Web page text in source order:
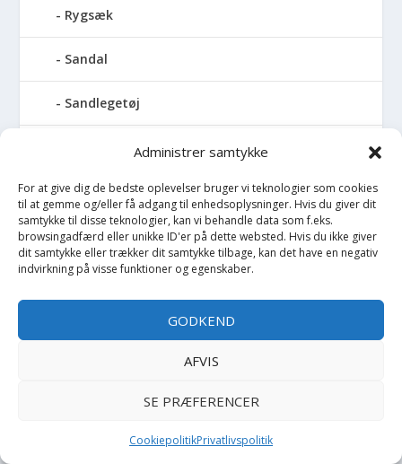
Administrer samtykke
For at give dig de bedste oplevelser bruger vi teknologier som cookies
til at gemme og/eller få adgang til enhedsoplysninger. Hvis du giver dit
samtykke til disse teknologier, kan vi behandle data som f.eks.
browsingadfærd eller unikke ID'er på dette websted. Hvis du ikke giver
dit samtykke eller trækker dit samtykke tilbage, kan det have en negativ
indvirkning på visse funktioner og egenskaber.
GODKEND
AFVIS
SE PRÆFERENCER
CookiepolitikPrivatlivspolitik
Rygsæk
Sandal
Sandlegetøj
Seng
Sengehimmel
Sengelomme
Sengetøj - Junior